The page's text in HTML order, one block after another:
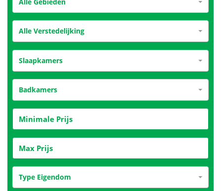
Alle Verstedelijking
Slaapkamers
Badkamers
Type Eigendom